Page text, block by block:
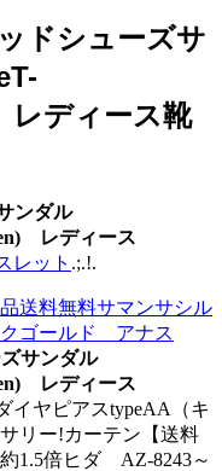
ドシューズサ
ディース靴
ンダル
レディース
レット .;.!.
送料無料サマンサシル
クゴールド アナス
サンダル
レディース
イヤピアスtypeAA（キ
リー!カーテン【送料
1.5倍ヒダ AZ-8243～